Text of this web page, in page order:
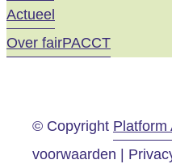
Actueel
Over fairPACCT
© Copyright Platform
voorwaarden |